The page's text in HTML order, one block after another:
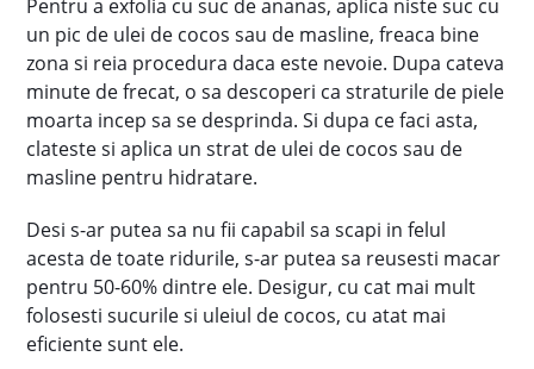
Pentru a exfolia cu suc de ananas, aplica niste suc cu
un pic de ulei de cocos sau de masline, freaca bine
zona si reia procedura daca este nevoie. Dupa cateva
minute de frecat, o sa descoperi ca straturile de piele
moarta incep sa se desprinda. Si dupa ce faci asta,
clateste si aplica un strat de ulei de cocos sau de
masline pentru hidratare.
Desi s-ar putea sa nu fii capabil sa scapi in felul
acesta de toate ridurile, s-ar putea sa reusesti macar
pentru 50-60% dintre ele. Desigur, cu cat mai mult
folosesti sucurile si uleiul de cocos, cu atat mai
eficiente sunt ele.